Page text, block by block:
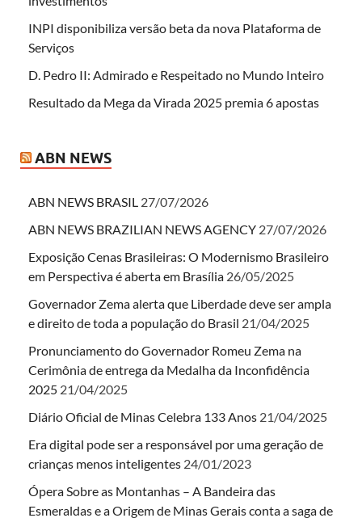
INPI disponibiliza versão beta da nova Plataforma de
Serviços
D. Pedro II: Admirado e Respeitado no Mundo Inteiro
Resultado da Mega da Virada 2025 premia 6 apostas
ABN NEWS
ABN NEWS BRASIL 27/07/2026
ABN NEWS BRAZILIAN NEWS AGENCY 27/07/2026
Exposição Cenas Brasileiras: O Modernismo Brasileiro
em Perspectiva é aberta em Brasília 26/05/2025
Governador Zema alerta que Liberdade deve ser ampla
e direito de toda a população do Brasil 21/04/2025
Pronunciamento do Governador Romeu Zema na
Cerimônia de entrega da Medalha da Inconfidência
2025 21/04/2025
Diário Oficial de Minas Celebra 133 Anos 21/04/2025
Era digital pode ser a responsável por uma geração de
crianças menos inteligentes 24/01/2023
Ópera Sobre as Montanhas – A Bandeira das
Esmeraldas e a Origem de Minas Gerais conta a saga de